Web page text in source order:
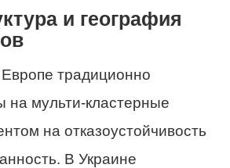
и география
традиционно
на мульти-кластерные
на отказоустойчивость
В Украине